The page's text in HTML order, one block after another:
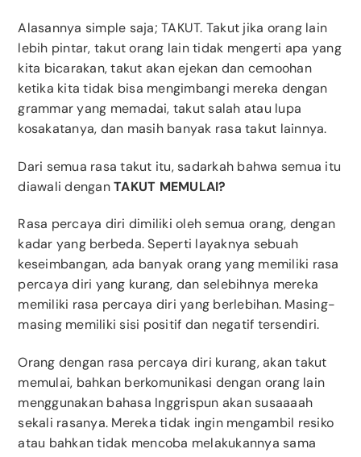
Alasannya simple saja; TAKUT. Takut jika orang lain
lebih pintar, takut orang lain tidak mengerti apa yang
kita bicarakan, takut akan ejekan dan cemoohan
ketika kita tidak bisa mengimbangi mereka dengan
grammar yang memadai, takut salah atau lupa
kosakatanya, dan masih banyak rasa takut lainnya.
Dari semua rasa takut itu, sadarkah bahwa semua itu
diawali denganTAKUT MEMULAI?
Rasa percaya diri dimiliki oleh semua orang, dengan
kadar yang berbeda. Seperti layaknya sebuah
keseimbangan, ada banyak orang yang memiliki rasa
percaya diri yang kurang, dan selebihnya mereka
memiliki rasa percaya diri yang berlebihan. Masing-
masing memiliki sisi positif dan negatif tersendiri.
Orang dengan rasa percaya diri kurang, akan takut
memulai, bahkan berkomunikasi dengan orang lain
menggunakan bahasa Inggrispun akan susaaaah
sekali rasanya. Mereka tidak ingin mengambil resiko
atau bahkan tidak mencoba melakukannya sama